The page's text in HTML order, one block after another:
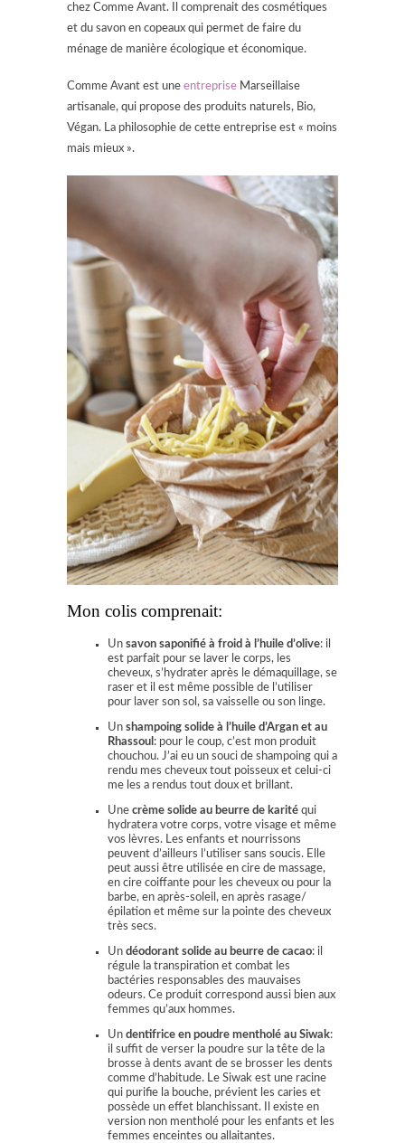
chez Comme Avant. Il comprenait des cosmétiques
et du savon en copeaux qui permet de faire du
ménage de manière écologique et économique.
Comme Avant est une entreprise Marseillaise
artisanale, qui propose des produits naturels, Bio,
Végan. La philosophie de cette entreprise est « moins
mais mieux ».
Mon colis comprenait:
Un savon saponifié à froid à l’huile d’olive: il
est parfait pour se laver le corps, les
cheveux, s’hydrater après le démaquillage, se
raser et il est même possible de l’utiliser
pour laver son sol, sa vaisselle ou son linge.
Un shampoing solide à l’huile d’Argan et au
Rhassoul : pour le coup, c’est mon produit
chouchou. J’ai eu un souci de shampoing qui a
rendu mes cheveux tout poisseux et celui-ci
me les a rendus tout doux et brillant.
Une crème solide au beurre de karité qui
hydratera votre corps, votre visage et même
vos lèvres. Les enfants et nourrissons
peuvent d’ailleurs l’utiliser sans soucis. Elle
peut aussi être utilisée en cire de massage,
en cire coiffante pour les cheveux ou pour la
barbe, en après-soleil, en après rasage/
épilation et même sur la pointe des cheveux
très secs.
Un déodorant solide au beurre de cacao: il
régule la transpiration et combat les
bactéries responsables des mauvaises
odeurs. Ce produit correspond aussi bien aux
femmes qu’aux hommes.
Un dentifrice en poudre mentholé au Siwak:
il suffit de verser la poudre sur la tête de la
brosse à dents avant de se brosser les dents
comme d’habitude. Le Siwak est une racine
qui purifie la bouche, prévient les caries et
possède un effet blanchissant. Il existe en
version non mentholé pour les enfants et les
femmes enceintes ou allaitantes.